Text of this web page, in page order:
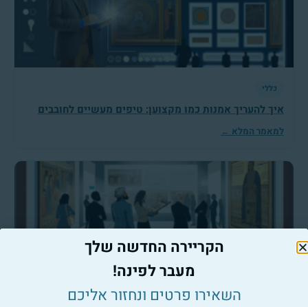
כללי
איך להעריך אמנות כמו מקצוען: טיפים מעשיים לחובבים
למאמר המלא ←
הערכת אמנות: איך להבין את הערך התרבותי של יצירה?
הקריירה החדשה שלך
מעבר לפינה!
השאירו פרטים ונחזור אליכם